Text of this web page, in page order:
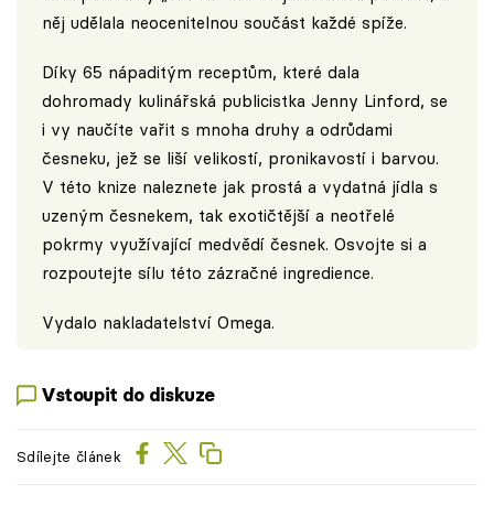
něj udělala neocenitelnou součást každé spíže.
Díky 65 nápaditým receptům, které dala
dohromady kulinářská publicistka Jenny Linford, se
i vy naučíte vařit s mnoha druhy a odrůdami
česneku, jež se liší velikostí, pronikavostí i barvou.
V této knize naleznete jak prostá a vydatná jídla s
uzeným česnekem, tak exotičtější a neotřelé
pokrmy využívající medvědí česnek. Osvojte si a
rozpoutejte sílu této zázračné ingredience.
Vydalo nakladatelství Omega.
Vstoupit do diskuze
Sdílejte článek